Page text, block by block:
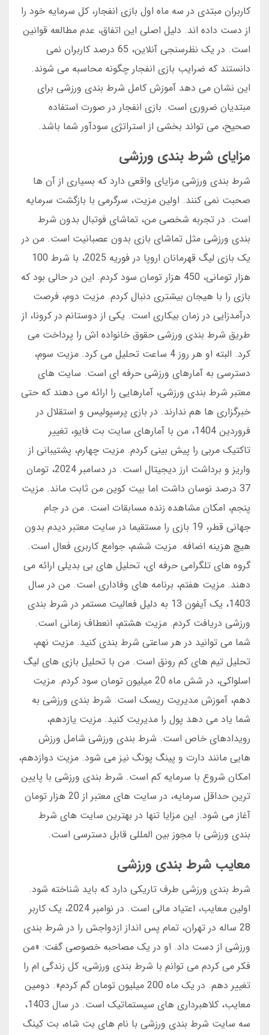
کاربران مبتدی در سه ماه اول بازی انفجار، کل سرمایه خود را
از دست داده اند. دلیل اصلی این اتفاق، عدم مطالعه قوانین
است. در یک نظرسنجی آنلاین، 65 درصد کاربران نمی
دانستند که ضرایب بازی انفجار چگونه محاسبه می شوند.
این نشان می دهد آموزش کامل شرط بندی ورزشی برای
مبتدیان ضروری است. بازی انفجار در صورت استفاده
صحیح، می تواند بخشی از استراتژی سودآور شما باشد.
مزایای شرط بندی ورزشی
شرط بندی ورزشی مزایای واقعی دارد که بسیاری از آن ها
صحبت نمی کنند. اولین مزیت، سرگرمی با بازگشت سرمایه
است. در تجربه شخصی من، تماشای فوتبال بدون شرط
بندی ورزشی مثل تماشای بازی بدون عصبانیت است. من در
یک بازی لیگ قهرمانان اروپا در فوریه 2025، با شرط 100
هزار تومانی، 450 هزار تومان سود کردم. این در حالی بود که
بازی را با هیجان بیشتری دنبال کردم. مزیت دوم، فرصت
درآمدزایی در زمان بیکاری است. یکی از دوستانم در کرونا، از
طریق شرط بندی ورزشی حقوق خانواده اش را پرداخت می
کرد. البته او هر روز 4 ساعت تحلیل می کرد. مزیت سوم،
دسترسی به آمارهای ورزشی حرفه ای است. سایت های
معتبر شرط بندی ورزشی، آمارهایی را ارائه می دهند که حتی
خبرگزاری ها هم ندارند. در بازی پرسپولیس و استقلال در
فروردین 1404، من با آمارهای سایت بت فایو، تغییر
تاکتیک مربی را پیش بینی کردم. مزیت چهارم، پشتیبانی از
واریز و برداشت ارز دیجیتال است. در دسامبر 2024، تومان
37 درصد نوسان داشت اما بیت کوین من ثابت ماند. مزیت
پنجم، امکان مشاهده زنده مسابقات است. من در جام
جهانی قطر، 19 بازی را مستقیما در سایت معتبر دیدم بدون
هیچ هزینه اضافه. مزیت ششم، جوامع کاربری فعال است.
گروه های تلگرامی حرفه ای، تحلیل های بی بدیلی ارائه می
دهند. مزیت هفتم، برنامه های وفاداری است. من در سال
1403، یک آیفون 13 به دلیل فعالیت مستمر در شرط بندی
ورزشی دریافت کردم. مزیت هشتم، انعطاف زمانی است.
شما می توانید در هر ساعتی شرط بندی کنید. مزیت نهم،
تحلیل تیم های کم رونق است. من با تحلیل بازی های لیگ
اسلواکی، در شش ماه 20 میلیون تومان سود کردم. مزیت
دهم، آموزش مدیریت ریسک است. شرط بندی ورزشی به
شما یاد می دهد پول را مدیریت کنید. مزیت یازدهم،
رویدادهای خاص است. شرط بندی ورزشی شامل ورزش
هایی مانند دارت و پینگ پونگ نیز می شود. مزیت دوازدهم،
امکان شروع با سرمایه کم است. شرط بندی ورزشی با پایین
ترین حداقل سرمایه، در سایت های معتبر از 20 هزار تومان
آغاز می شود. این مزایا تنها در بهترین سایت های شرط
بندی ورزشی با مجوز بین المللی قابل دسترسی است.
معایب شرط بندی ورزشی
شرط بندی ورزشی طرف تاریکی دارد که باید شناخته شود.
اولین معایب، اعتیاد مالی است. در نوامبر 2024، یک کاربر
28 ساله در تهران، تمام پس انداز ازدواجش را در شرط بندی
ورزشی از دست داد. او در یک مصاحبه خصوصی گفت: «من
فکر می کردم می توانم با شرط بندی ورزشی، کل زندگی ام را
تغییر دهم. در یک ماه 200 میلیون تومان گم کردم». دومین
معایب، کلاهبرداری های سیستماتیک است. در سال 1403،
سه سایت شرط بندی ورزشی با نام های بت شاه، بت کینگ